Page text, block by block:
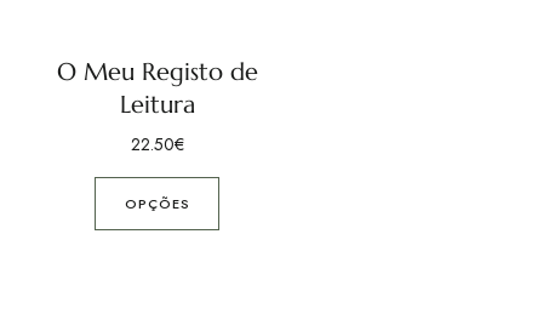
O Meu Registo de
Leitura
22.50€
OPÇÕES